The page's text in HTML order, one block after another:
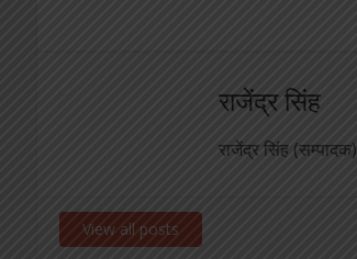
राजेंद्र सिंह
राजेंद्र सिंह (सम्पादक)
View all posts